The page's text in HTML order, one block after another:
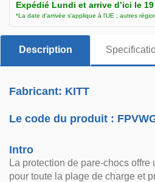
Expédié Lundi et arrive d’ici le
*La date d'arrivée s'applique à l'UE ; autres
Description
Fabricant: KITT
Le code du produit :
Intro
La protection de pare-chocs
pour toute la plage de charge et